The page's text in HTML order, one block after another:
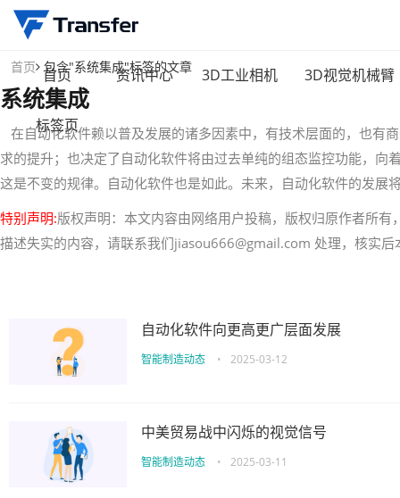
首页 资讯中心 3D工业相机 3D视觉机械臂
标签页
首页 包含"系统集成"标签的文章
系统集成
在自动化软件赖以普及发展的诸多因素中，有技术层面的，也有
求的提升；也决定了自动化软件将由过去单纯的组态监控功能，
这是不变的规律。自动化软件也是如此。未来，自动化软件的
特别声明:版权声明：本文内容由网络用户投稿，版权归原作者所
描述失实的内容，请联系我们jiasou666@gmail.com 处理，核实
自动化软件向更高更广层面发展
智能制造动态 • 2025-03-12
中美贸易战中闪烁的视觉信号
智能制造动态 • 2025-03-11